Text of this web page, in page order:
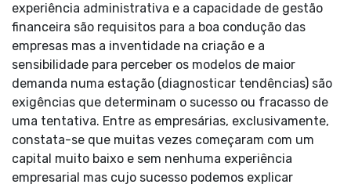
experiência administrativa e a capacidade de gestão
financeira são requisitos para a boa condução das
empresas mas a inventidade na criação e a
sensibilidade para perceber os modelos de maior
demanda numa estação (diagnosticar tendências) são
exigências que determinam o sucesso ou fracasso de
uma tentativa. Entre as empresárias, exclusivamente,
constata-se que muitas vezes começaram com um
capital muito baixo e sem nenhuma experiência
empresarial mas cujo sucesso podemos explicar